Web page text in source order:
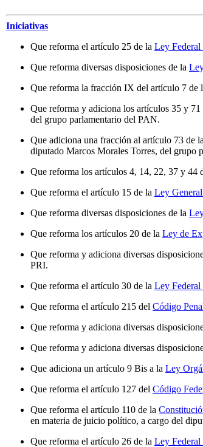
Iniciativas
Que reforma el artículo 25 de la Ley Federal
Que reforma diversas disposiciones de la
Que reforma la fracción IX del artículo 7 de
Que reforma y adiciona los artículos 35 y 71
del grupo parlamentario del PAN.
Que adiciona una fracción al artículo 73 de la
diputado Marcos Morales Torres, del grupo
Que reforma los artículos 4, 14, 22, 37 y 44
Que reforma el artículo 15 de la Ley
Que reforma diversas disposiciones de la
Que reforma los artículos 20 de la Ley de
Que reforma y adiciona diversas
PRI.
Que reforma el artículo 30 de la Ley Federal
Que reforma el artículo 215 del Código
Que reforma y adiciona diversas
Que reforma y adiciona diversas
Que adiciona un artículo 9 Bis a la Ley
Que reforma el artículo 127 del Código
Que reforma el artículo 110 de la
en materia de juicio político, a cargo del
Que reforma el artículo 26 de la Ley Federal